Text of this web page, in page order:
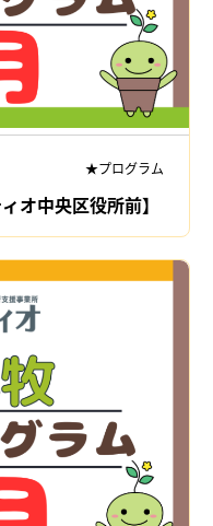
★プログラム
中央区役所前】